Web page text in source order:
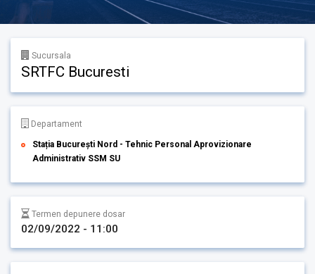
Sucursala
SRTFC Bucuresti
Departament
Stația București Nord - Tehnic Personal Aprovizionare
Administrativ SSM SU
Termen depunere dosar
02/09/2022 - 11:00